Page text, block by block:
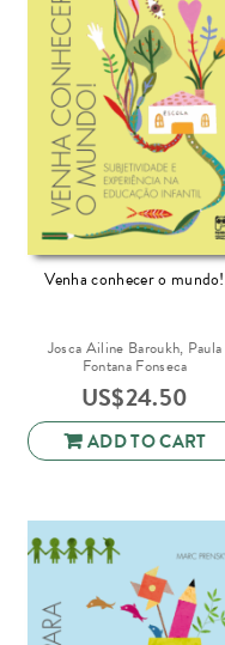
Venha conhecer o mundo!
Josca Ailine Baroukh, Paula
Fontana Fonseca
US$24.50
ADD TO CART